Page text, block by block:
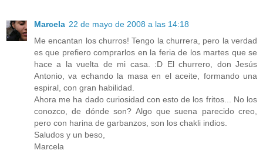
Marcela 22 de mayo de 2008 a las 14:18
Me encantan los churros! Tengo la churrera, pero la verdad
es que prefiero comprarlos en la feria de los martes que se
hace a la vuelta de mi casa. :D El churrero, don Jesús
Antonio, va echando la masa en el aceite, formando una
espiral, con gran habilidad.
Ahora me ha dado curiosidad con esto de los fritos... No los
conozco, de dónde son? Algo que suena parecido creo,
pero con harina de garbanzos, son los chakli indios.
Saludos y un beso,
Marcela